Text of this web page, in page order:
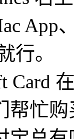
App
行。
Card
帮忙